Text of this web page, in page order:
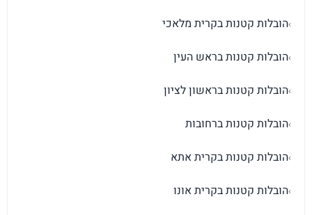
›הובלות קטנות בקרית מלאכי
›הובלות קטנות בראש העין
›הובלות קטנות בראשון לציון
›הובלות קטנות ברחובות
›הובלות קטנות בקרית אתא
›הובלות קטנות בקרית אונו